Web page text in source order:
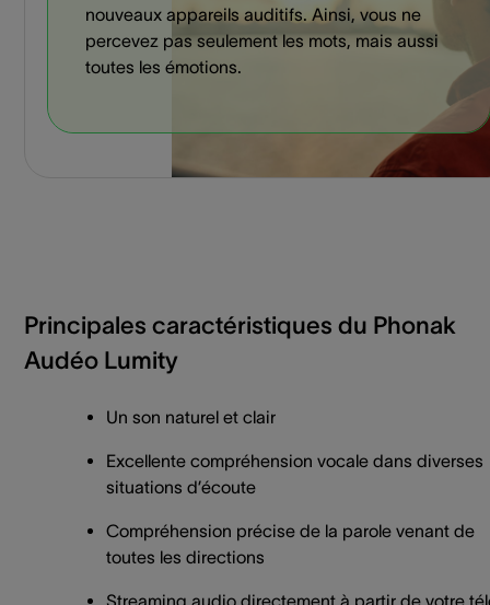
nouveaux appareils auditifs. Ainsi, vous ne
percevez pas seulement les mots, mais aussi
toutes les émotions.
Principales caractéristiques du Phonak
Audéo Lumity
Un son naturel et clair
Excellente compréhension vocale dans diverses
situations d’écoute
Compréhension précise de la parole venant de
toutes les directions
Streaming audio directement à partir de votre